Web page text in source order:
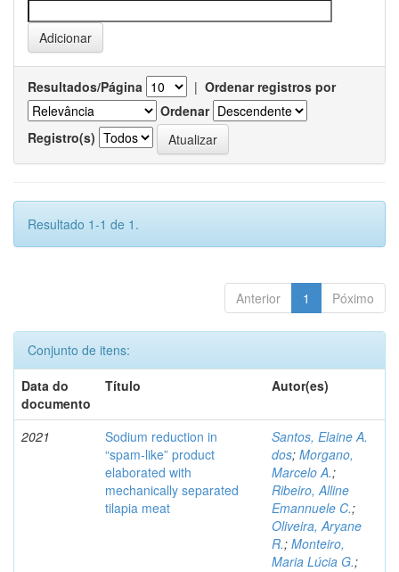
Resultados/Página | Ordenar registros por
Ordenar
Registro(s)
Resultado 1-1 de 1.
Anterior 1 Póximo
Conjunto de itens:
Data do
documento
Título Autor(es)
2021
Sodium reduction in
“spam-like” product
elaborated with
mechanically separated
tilapia meat
Santos, Elaine A.
dos; Morgano,
Marcelo A.;
Ribeiro, Alline
Emannuele C.;
Oliveira, Aryane
R.; Monteiro,
Maria Lúcia G.;